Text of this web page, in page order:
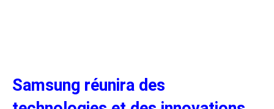
Samsung réunira des